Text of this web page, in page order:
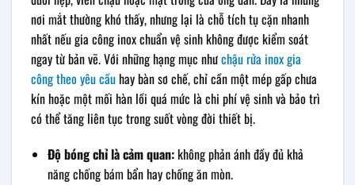
nơi mắt thường khó thấy, nhưng lại là chỗ tích tụ cặn nhanh
nhất nếu gia công inox chuẩn vệ sinh không được kiểm soát
ngay từ bản vẽ. Với những hạng mục nhưchậu rửa inox gia
công theo yêu cầu hay bàn sơ chế, chỉ cần một mép gấp chưa
kín hoặc một mối hàn lồi quá mức là chi phí vệ sinh và bảo trì
có thể tăng liên tục trong suốt vòng đời thiết bị.
Độ bóng chỉ là cảm quan:không phản ánh đầy đủ khả
năng chống bám bẩn hay chống ăn mòn.